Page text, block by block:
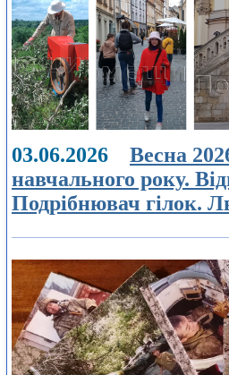
03.06.2026 Весна
навчального року.
Подрібнювач гілок.